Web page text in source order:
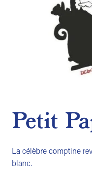
Petit
La célèbre comptine
blanc.